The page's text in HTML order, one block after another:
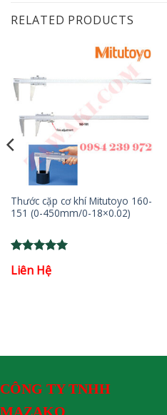
RELATED PRODUCTS
Thước cặp cơ khí Mitutoyo 160-
151 (0-450mm/0-18×0.02)
out of 5
Liên Hệ
CÔNG TY TNHH
MAZAKO